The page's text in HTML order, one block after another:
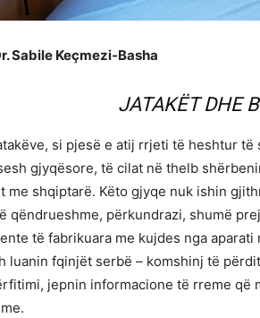
Sabile Keçmezi-Basha
JATAKËT DHE
si pjesë e atij rrjeti të heshtur
gjyqësore, të cilat në thelb
me shqiptarë. Këto gjyqe nuk ishin
qëndrueshme, përkundrazi, shumë
të fabrikuara me kujdes nga
luanin fqinjët serbë – komshinj të
jepnin informacione të rreme që